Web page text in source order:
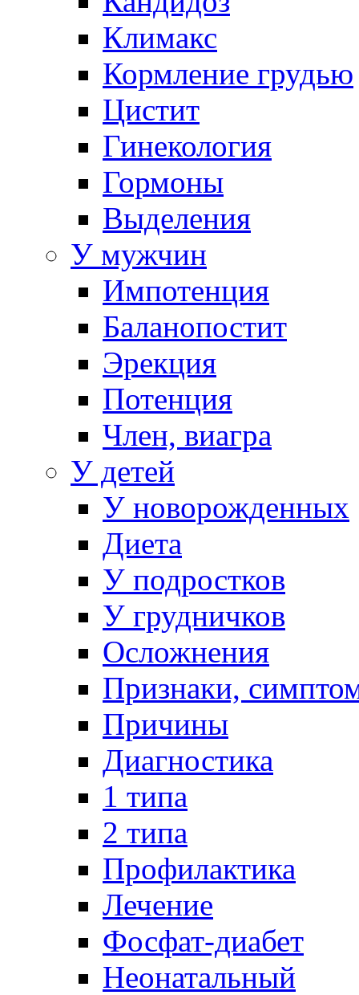
Климакс
Кормление грудью
Цистит
Гинекология
Гормоны
Выделения
У мужчин
Импотенция
Баланопостит
Эрекция
Потенция
Член, виагра
У детей
У новорожденных
Диета
У подростков
У грудничков
Осложнения
Признаки,
Причины
Диагностика
1 типа
2 типа
Профилактика
Лечение
Фосфат-диабет
Неонатальный